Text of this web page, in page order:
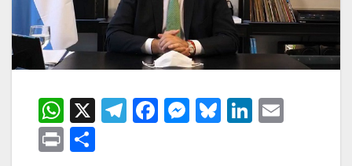
W
h
at
X
T
F
M Bl Li
P